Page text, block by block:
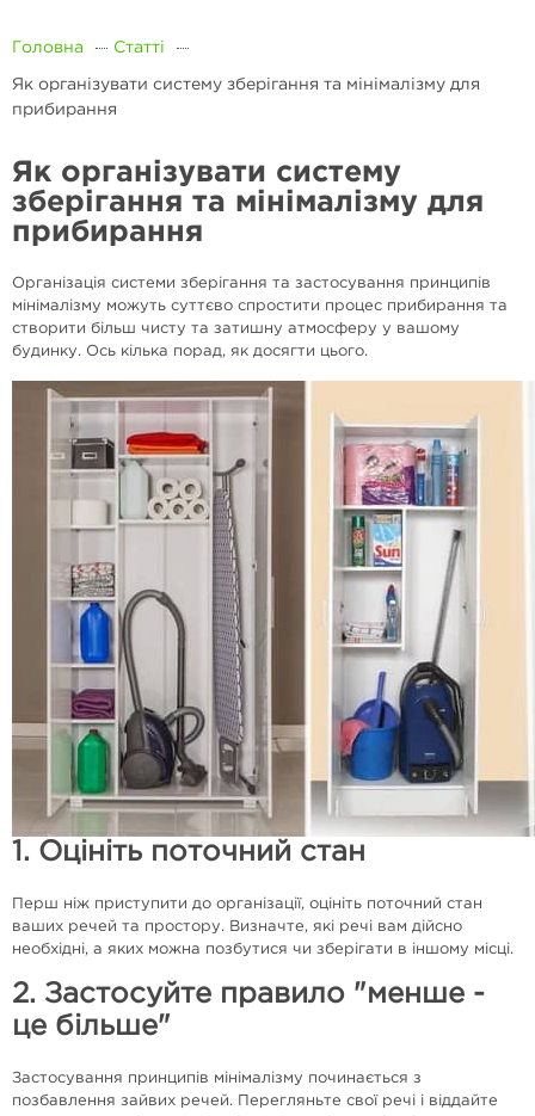
Головна Статті
Як організувати систему зберігання та мінімалізму для
прибирання
Як організувати систему
зберігання та мінімалізму для
прибирання
Організація системи зберігання та застосування принципів
мінімалізму можуть суттєво спростити процес прибирання та
створити більш чисту та затишну атмосферу у вашому
будинку. Ось кілька порад, як досягти цього.
1. Оцініть поточний стан
Перш ніж приступити до організації, оцініть поточний стан
ваших речей та простору. Визначте, які речі вам дійсно
необхідні, а яких можна позбутися чи зберігати в іншому місці.
2. Застосуйте правило "менше -
це більше"
Застосування принципів мінімалізму починається з
позбавлення зайвих речей. Перегляньте свої речі і віддайте